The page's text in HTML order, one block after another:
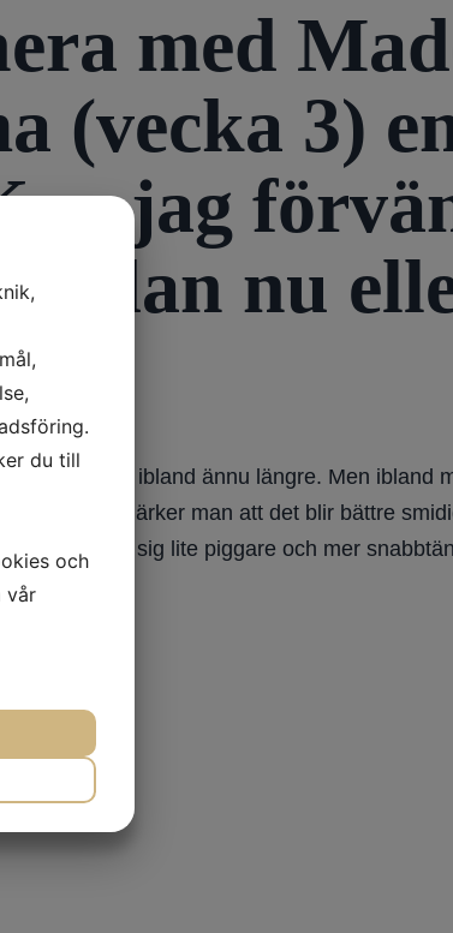
med
(vecka 3)
jag
redan nu
veckor, ibland ännu längre. Men ibland
oftast märker man att det blir bättre
känner sig lite piggare och mer
du till
och
vår